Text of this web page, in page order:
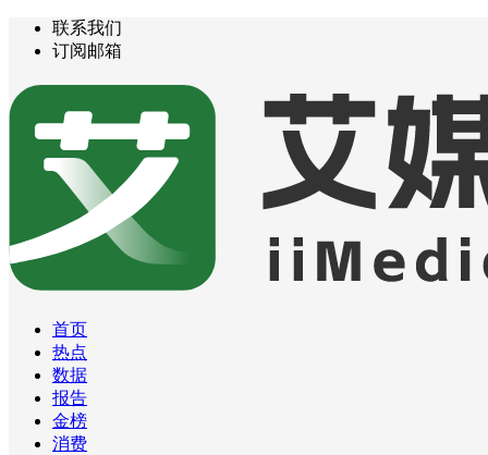
联系我们
订阅邮箱
首页
热点
数据
报告
金榜
消费